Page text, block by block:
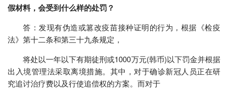
假材料，会受到什么样的处罚？
答：发现有伪造或篡改疫苗接种证明的行为，根据《检疫
法》第十二条和第三十九条规定，
将处以一年以下有期徒刑或1000万元(韩币)以下罚金并根据
出入境管理法采取离境措施。其中，对于确诊新冠人员正在研
究追讨治疗费以及行使追偿权的方案。而对于